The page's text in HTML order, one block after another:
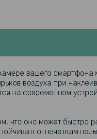
вашего смартфона
воздуха при
на современном
что оно может быстро
к отпечаткам